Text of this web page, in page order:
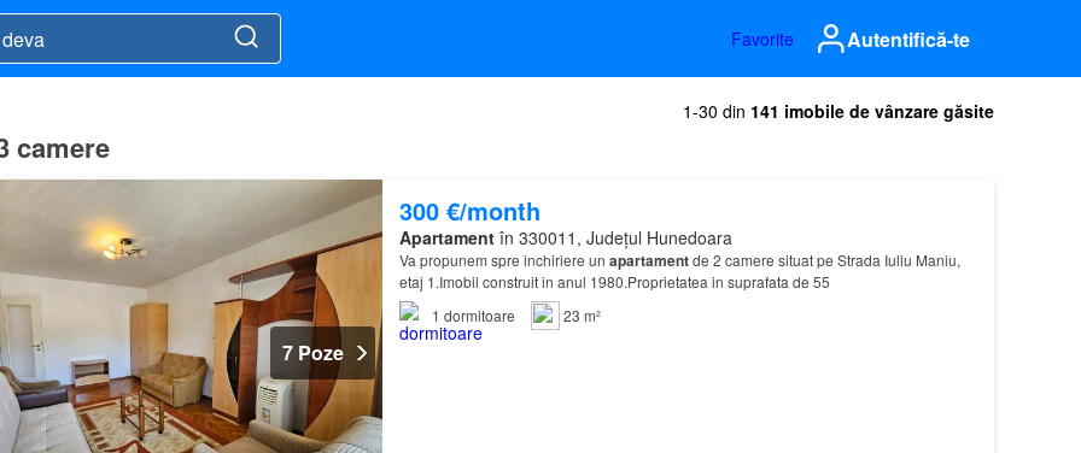
Favorite Autentifică-te
1-30 din 141 imobile de vânzare găsite
camere
7 Poze
300 €/month
Apartamentîn 330011, Județul Hunedoara
Va propunem spre inchiriere un apartamentde 2 camere situat pe Strada Iuliu Maniu,
etaj 1.Imobil construit in anul 1980.Proprietatea in suprafata de 55
1 dormitoare 23 m²